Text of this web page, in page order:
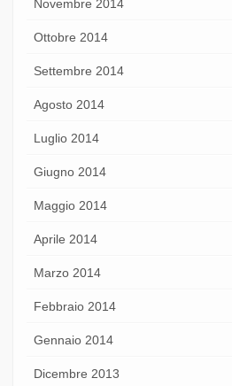
Novembre 2014
Ottobre 2014
Settembre 2014
Agosto 2014
Luglio 2014
Giugno 2014
Maggio 2014
Aprile 2014
Marzo 2014
Febbraio 2014
Gennaio 2014
Dicembre 2013